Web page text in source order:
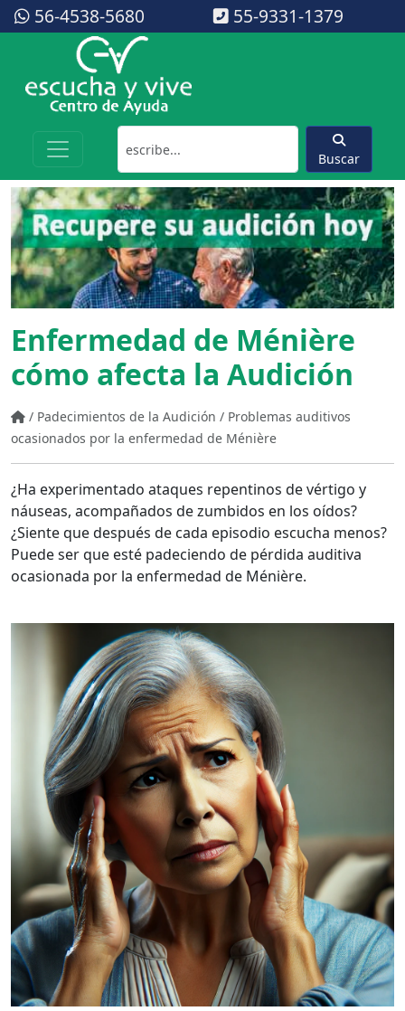
56-4538-5680 55-9331-1379
Buscar
Enfermedad de Ménière
cómo afecta la Audición
/ Padecimientos de la Audición / Problemas auditivos
ocasionados por la enfermedad de Ménière
¿Ha experimentado ataques repentinos de vértigo y
náuseas, acompañados de zumbidos en los oídos?
¿Siente que después de cada episodio escucha menos?
Puede ser que esté padeciendo de pérdida auditiva
ocasionada por la enfermedad de Ménière.